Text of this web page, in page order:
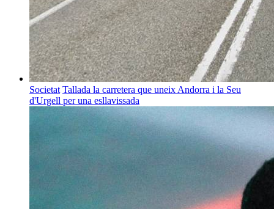
Societat Tallada la carretera que uneix Andorra i la Seu
d'Urgell per una esllavissada